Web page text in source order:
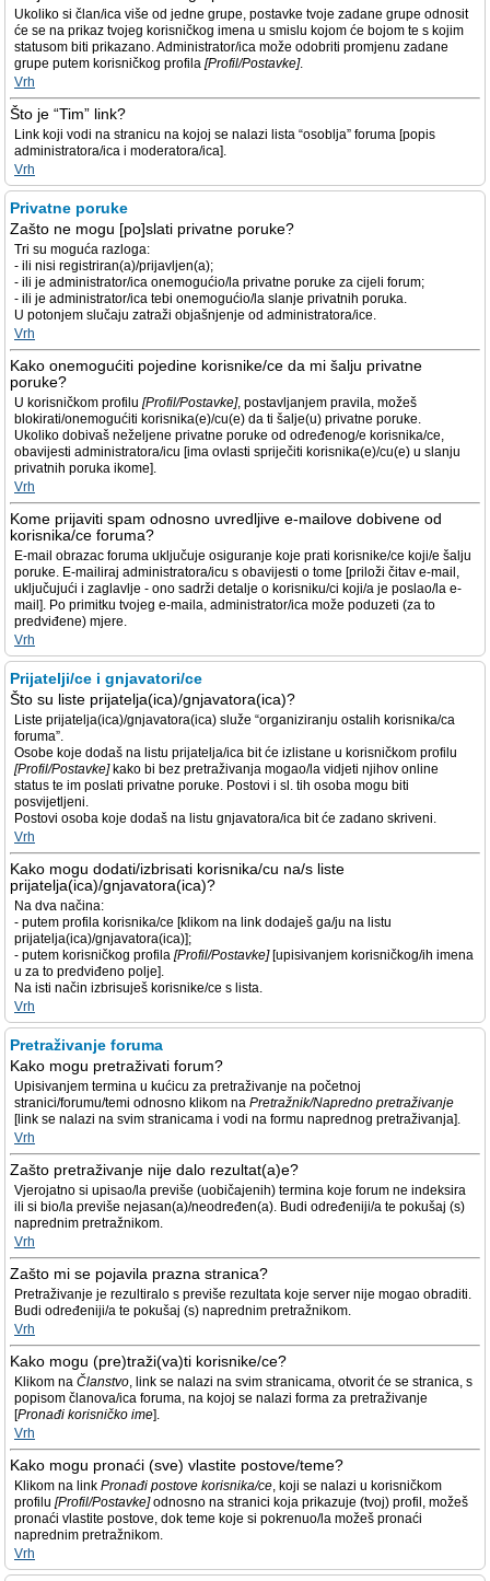
Ukoliko si član/ica više od jedne grupe, postavke tvoje zadane grupe odnosit
će se na prikaz tvojeg korisničkog imena u smislu kojom će bojom te s kojim
statusom biti prikazano. Administrator/ica može odobriti promjenu zadane
grupe putem korisničkog profila [Profil/Postavke].
Vrh
Što je “Tim” link?
Link koji vodi na stranicu na kojoj se nalazi lista “osoblja” foruma [popis
administratora/ica i moderatora/ica].
Vrh
Privatne poruke
Zašto ne mogu [po]slati privatne poruke?
Tri su moguća razloga:
- ili nisi registriran(a)/prijavljen(a);
- ili je administrator/ica onemogućio/la privatne poruke za cijeli forum;
- ili je administrator/ica tebi onemogućio/la slanje privatnih poruka.
U potonjem slučaju zatraži objašnjenje od administratora/ice.
Vrh
Kako onemogućiti pojedine korisnike/ce da mi šalju privatne
poruke?
U korisničkom profilu [Profil/Postavke], postavljanjem pravila, možeš
blokirati/onemogućiti korisnika(e)/cu(e) da ti šalje(u) privatne poruke.
Ukoliko dobivaš neželjene privatne poruke od određenog/e korisnika/ce,
obavijesti administratora/icu [ima ovlasti spriječiti korisnika(e)/cu(e) u slanju
privatnih poruka ikome].
Vrh
Kome prijaviti spam odnosno uvredljive e-mailove dobivene od
korisnika/ce foruma?
E-mail obrazac foruma uključuje osiguranje koje prati korisnike/ce koji/e šalju
poruke. E-mailiraj administratora/icu s obavijesti o tome [priloži čitav e-mail,
uključujući i zaglavlje - ono sadrži detalje o korisniku/ci koji/a je poslao/la e-
mail]. Po primitku tvojeg e-maila, administrator/ica može poduzeti (za to
predviđene) mjere.
Vrh
Prijatelji/ce i gnjavatori/ce
Što su liste prijatelja(ica)/gnjavatora(ica)?
Liste prijatelja(ica)/gnjavatora(ica) služe “organiziranju ostalih korisnika/ca
foruma”.
Osobe koje dodaš na listu prijatelja/ica bit će izlistane u korisničkom profilu
[Profil/Postavke]kako bi bez pretraživanja mogao/la vidjeti njihov online
status te im poslati privatne poruke. Postovi i sl. tih osoba mogu biti
posvijetljeni.
Postovi osoba koje dodaš na listu gnjavatora/ica bit će zadano skriveni.
Vrh
Kako mogu dodati/izbrisati korisnika/cu na/s liste
prijatelja(ica)/gnjavatora(ica)?
Na dva načina:
- putem profila korisnika/ce [klikom na link dodaješ ga/ju na listu
prijatelja(ica)/gnjavatora(ica)];
- putem korisničkog profila [Profil/Postavke][upisivanjem korisničkog/ih imena
u za to predviđeno polje].
Na isti način izbrisuješ korisnike/ce s lista.
Vrh
Pretraživanje foruma
Kako mogu pretraživati forum?
Upisivanjem termina u kućicu za pretraživanje na početnoj
stranici/forumu/temi odnosno klikom na Pretražnik/Napredno pretraživanje
[link se nalazi na svim stranicama i vodi na formu naprednog pretraživanja].
Vrh
Zašto pretraživanje nije dalo rezultat(a)e?
Vjerojatno si upisao/la previše (uobičajenih) termina koje forum ne indeksira
ili si bio/la previše nejasan(a)/neodređen(a). Budi određeniji/a te pokušaj (s)
naprednim pretražnikom.
Vrh
Zašto mi se pojavila prazna stranica?
Pretraživanje je rezultiralo s previše rezultata koje server nije mogao obraditi.
Budi određeniji/a te pokušaj (s) naprednim pretražnikom.
Vrh
Kako mogu (pre)traži(va)ti korisnike/ce?
Klikom na Članstvo, link se nalazi na svim stranicama, otvorit će se stranica, s
popisom članova/ica foruma, na kojoj se nalazi forma za pretraživanje
[Pronađi korisničko ime].
Vrh
Kako mogu pronaći (sve) vlastite postove/teme?
Klikom na link Pronađi postove korisnika/ce, koji se nalazi u korisničkom
profilu [Profil/Postavke]odnosno na stranici koja prikazuje (tvoj) profil, možeš
pronaći vlastite postove, dok teme koje si pokrenuo/la možeš pronaći
naprednim pretražnikom.
Vrh